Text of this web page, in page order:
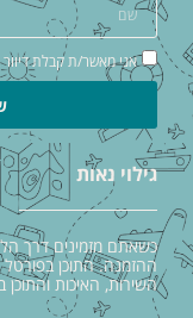
אני מאשר/ת קבלת
גילוי נאות
כשאתם מזמינים דרך
השירות, האיכות